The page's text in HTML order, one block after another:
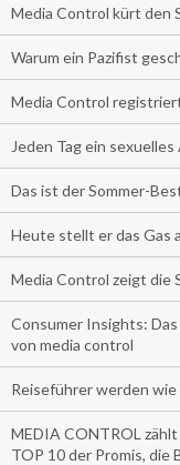
Media Control kürt den
Warum ein Pazifist
Media Control
Jeden Tag ein
Das ist der Sommer-
Heute stellt er das Gas
Media Control zeigt die
Consumer Insights:
von media control
Reiseführer werden
MEDIA CONTROL
TOP 10 der Promis, die